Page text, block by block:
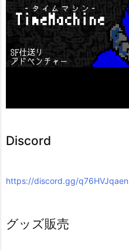
Discord
https://discord.gg/q76HVJqaen
グッズ販売